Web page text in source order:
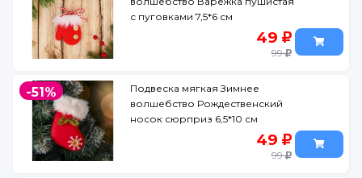
с пуговками 7,5*6 см
49
99
-51%
Подвеска мягкая Зимнее
волшебство Рождественский
носок сюрприз 6,5*10 см
49
99